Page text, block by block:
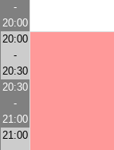
-
20:00
20:00
-
20:30
20:30
-
21:00
21:00